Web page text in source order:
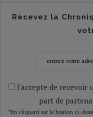
Recevez la
J'accepte de recevoir
part de
*En cliquant sur le bouton ci-